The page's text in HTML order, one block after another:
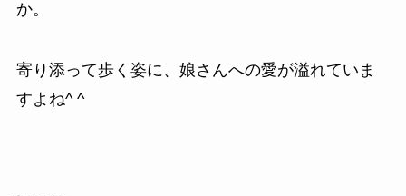
か。
寄り添って歩く姿に、娘さんへの愛が溢れていま
すよね^ ^